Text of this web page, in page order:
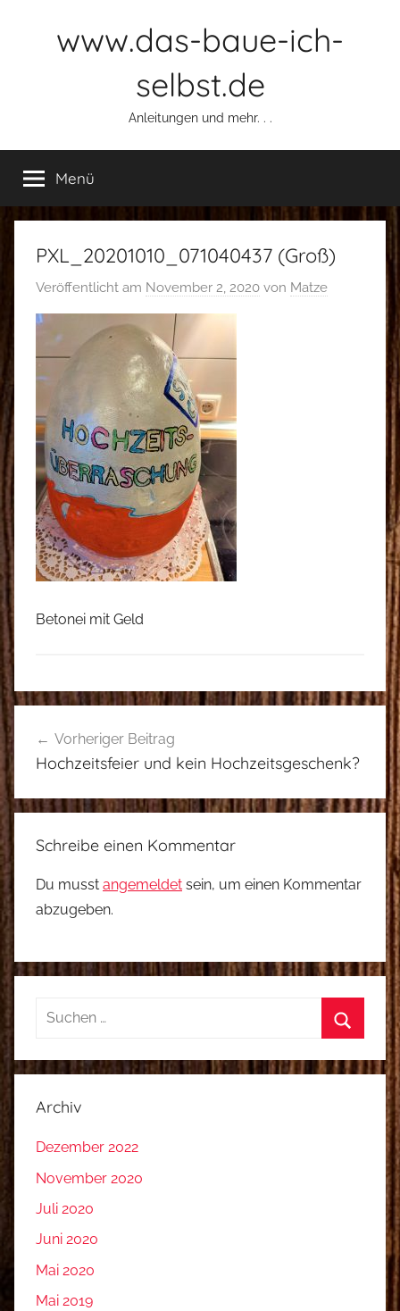
www.das-baue-ich-
selbst.de
Anleitungen und mehr. . .
Menü
PXL_20201010_071040437 (Groß)
Veröffentlicht am November 2, 2020 von Matze
Betonei mit Geld
Vorheriger Beitrag
Hochzeitsfeier und kein Hochzeitsgeschenk?
Schreibe einen Kommentar
Du musst angemeldet sein, um einen Kommentar
abzugeben.
Suchen
Suchen
Archiv
Dezember 2022
November 2020
Juli 2020
Juni 2020
Mai 2020
Mai 2019